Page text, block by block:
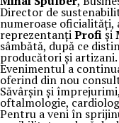
Director de
numeroase
reprezentanțiProfiși
sâmbătă, după ce
producători și artizani.
Evenimentul a
oferind din nou
Săvârșin și
oftalmologie,
Pentru a veni în